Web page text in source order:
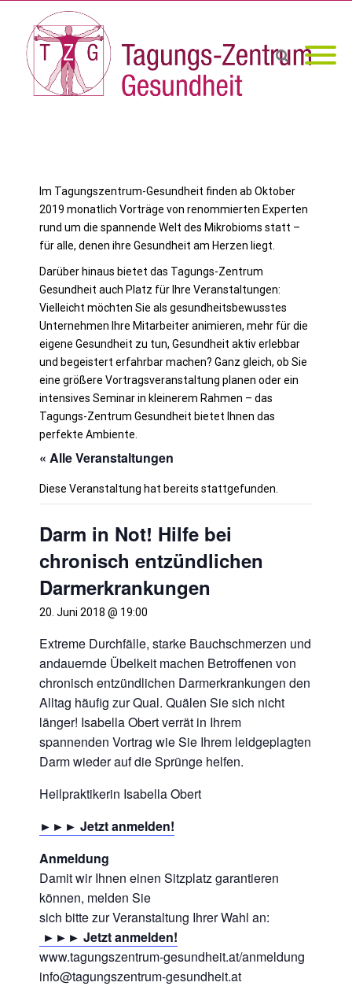
Im Tagungszentrum-Gesundheit finden ab Oktober
2019 monatlich Vorträge von renommierten Experten
rund um die spannende Welt des Mikrobioms statt –
für alle, denen ihre Gesundheit am Herzen liegt.
Darüber hinaus bietet das Tagungs-Zentrum
Gesundheit auch Platz für Ihre Veranstaltungen:
Vielleicht möchten Sie als gesundheitsbewusstes
Unternehmen Ihre Mitarbeiter animieren, mehr für die
eigene Gesundheit zu tun, Gesundheit aktiv erlebbar
und begeistert erfahrbar machen? Ganz gleich, ob Sie
eine größere Vortragsveranstaltung planen oder ein
intensives Seminar in kleinerem Rahmen – das
Tagungs-Zentrum Gesundheit bietet Ihnen das
perfekte Ambiente.
« Alle Veranstaltungen
Diese Veranstaltung hat bereits stattgefunden.
Darm in Not! Hilfe bei
chronisch entzündlichen
Darmerkrankungen
20. Juni 2018 @ 19:00
Extreme Durchfälle, starke Bauchschmerzen und
andauernde Übelkeit machen Betroffenen von
chronisch entzündlichen Darmerkrankungen den
Alltag häufig zur Qual. Quälen Sie sich nicht
länger! Isabella Obert verrät in Ihrem
spannenden Vortrag wie Sie Ihrem leidgeplagten
Darm wieder auf die Sprünge helfen.
Heilpraktikerin Isabella Obert
►►► Jetzt anmelden!
Anmeldung
Damit wir Ihnen einen Sitzplatz garantieren
können, melden Sie
sich bitte zur Veranstaltung Ihrer Wahl an:
►►► Jetzt anmelden!
www.tagungszentrum-gesundheit.at/anmeldung
info@tagungszentrum-gesundheit.at